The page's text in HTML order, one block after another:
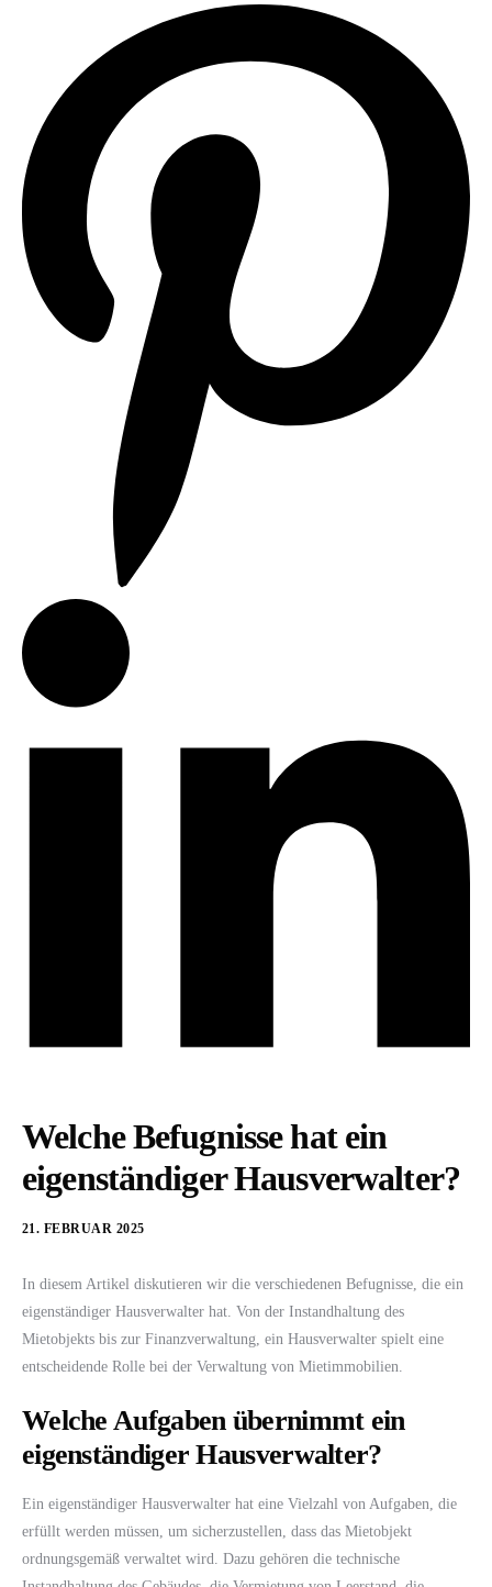
Welche Befugnisse hat ein
eigenständiger Hausverwalter?
21. FEBRUAR 2025
In diesem Artikel diskutieren wir die verschiedenen Befugnisse, die ein
eigenständiger Hausverwalter hat. Von der Instandhaltung des
Mietobjekts bis zur Finanzverwaltung, ein Hausverwalter spielt eine
entscheidende Rolle bei der Verwaltung von Mietimmobilien.
Welche Aufgaben übernimmt ein
eigenständiger Hausverwalter?
Ein eigenständiger Hausverwalter hat eine Vielzahl von Aufgaben, die
erfüllt werden müssen, um sicherzustellen, dass das Mietobjekt
ordnungsgemäß verwaltet wird. Dazu gehören die technische